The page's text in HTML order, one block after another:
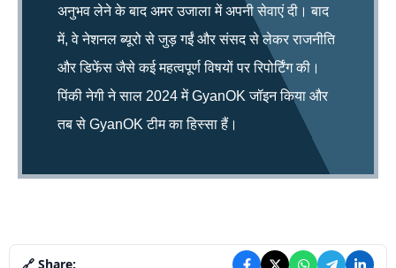
अनुभव लेने के बाद अमर उजाला में अपनी सेवाएं दी। बाद
में, वे नेशनल ब्यूरो से जुड़ गईं और संसद से लेकर राजनीति
और डिफेंस जैसे कई महत्वपूर्ण विषयों पर रिपोर्टिंग की।
पिंकी नेगी ने साल 2024 में GyanOK जॉइन किया और
तब से GyanOK टीम का हिस्सा हैं।
🔗 Share: